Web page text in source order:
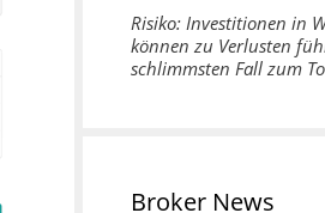
Risiko: Investitionen in
können zu Verlusten
schlimmsten Fall zum
Broker News